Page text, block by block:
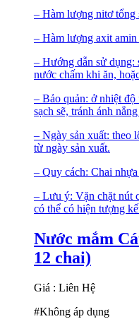
– Hàm lượng nitơ tổng
– Hàm lượng axit
– Hướng dẫn sử dụng:
nước chấm khi ăn,
– Bảo quản: ở nhiệt
sạch sẽ, tránh ánh
– Ngày sản xuất: theo
từ ngày sản xuất.
– Quy cách: Chai
– Lưu ý: Vặn chặt nút
có thể có hiện tượng
Nước mắm
12 chai)
Giá : Liên Hệ
#Không áp dụng